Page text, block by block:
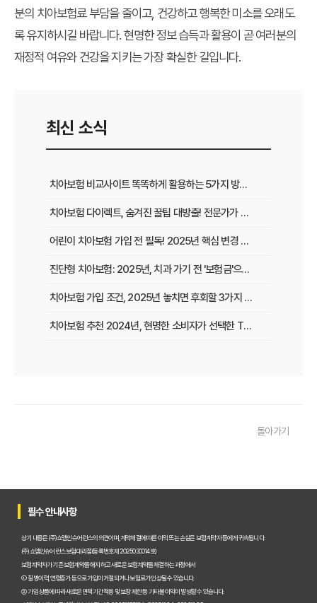
분의 치아보험료 부담을 줄이고, 건강하고 행복한 미소를 오래도
록 유지하시길 바랍니다. 현명한 정보 습득과 활용이 곧 여러분의
재정적 여유와 건강을 지키는 가장 확실한 길입니다.
최신 소식
치아보험 비교사이트 똑똑하게 활용하는 5가지 방법: 숨겨진 보험금 찾는 꿀팁
치아보험 다이렉트, 숨겨진 꿀팁 대방출! 전문가가 알려주는 2025년 가입 전략
어린이 치아보험 가입 전 필독! 2025년 핵심 변경 사항 & 현명한 선택 가이드
진단형 치아보험: 2025년, 치과 가기 전 '보험금'으로 든든하게!
치아보험 가입 조건, 2025년 놓치면 후회할 3가지 핵심 변화!
치아보험 추천 2024년, 현명한 소비자가 선택한 TOP3 비교분석! 지금 가입하면 평생 혜택!
돌아가기
필수 안내사항
상기 내용은 (주)쇼엠인슈어런스의 의견이며, 계약체결에 따른 이익 또는 손실은 보험계약자 등에게 귀속됩니다.
(주)쇼엠인슈어런스 보험대리점(등록번호 제2025030014호)
보험계약자가 기존 보험계약을 해지하고 새로운 보험계약을 체결하는 과정에서
① 질병이력, 연령증가 등으로 가입이 거절되거나 보험료가 인상될 수 있습니다.
② 가입 상품에 따라 새로운 면책기간 적용 및 보장 제한 등 기타 불이익이 발생할 수 있습니다.